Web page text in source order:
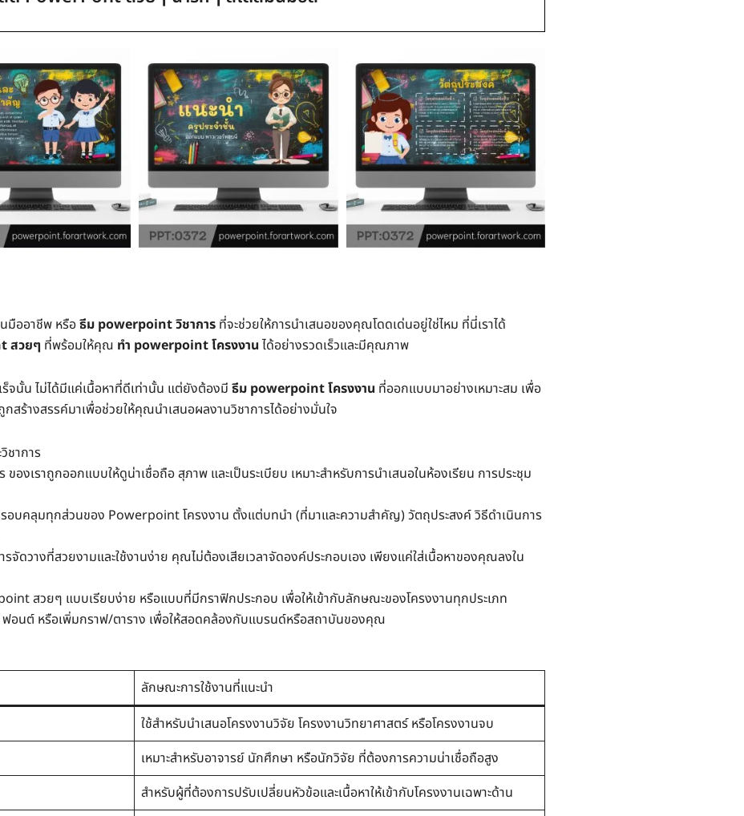
มืออาชีพ หรือธีม powerpoint วิชาการ ที่จะช่วยให้การนำเสนอของคุณโดดเด่นอยู่ใช่ไหม ที่นี่เราได้
สวยๆ ที่พร้อมให้คุณ ทำ powerpoint โครงงาน ได้อย่างรวดเร็วและมีคุณภาพ
ร็จนั้น ไม่ได้มีแค่เนื้อหาที่ดีเท่านั้น แต่ยังต้องมี ธีม powerpoint โครงงาน ที่ออกแบบมาอย่างเหมาะสม เพื่อ
สร้างสรรค์มาเพื่อช่วยให้คุณนำเสนอผลงานวิชาการได้อย่างมั่นใจ
ชาการ
งเราถูกออกแบบให้ดูน่าเชื่อถือ สุภาพ และเป็นระเบียบ เหมาะสำหรับการนำเสนอในห้องเรียน การประชุม
อบคลุมทุกส่วนของ Powerpoint โครงงาน ตั้งแต่บทนำ (ที่มาและความสำคัญ) วัตถุประสงค์ วิธีดำเนินการ
ดวางที่สวยงามและใช้งานง่าย คุณไม่ต้องเสียเวลาจัดองค์ประกอบเอง เพียงแค่ใส่เนื้อหาของคุณลงใน
สวยๆ แบบเรียบง่าย หรือแบบที่มีกราฟิกประกอบ เพื่อให้เข้ากับลักษณะของโครงงานทุกประเภท
อนต์ หรือเพิ่มกราฟ/ตาราง เพื่อให้สอดคล้องกับแบรนด์หรือสถาบันของคุณ
ลักษณะการใช้งานที่แนะนำ
ใช้สำหรับนำเสนอโครงงานวิจัย โครงงานวิทยาศาสตร์ หรือโครงงานจบ
เหมาะสำหรับอาจารย์ นักศึกษา หรือนักวิจัย ที่ต้องการความน่าเชื่อถือสูง
สำหรับผู้ที่ต้องการปรับเปลี่ยนหัวข้อและเนื้อหาให้เข้ากับโครงงานเฉพาะด้าน